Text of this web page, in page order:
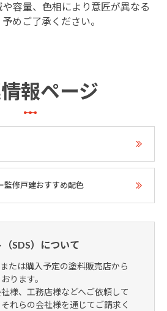
容量、色相により意匠が異なる
めご了承ください。
報ページ
監修戸建おすすめ配色
SDS）について
たは購入予定の塗料販売店から
ります。
様、工務店様などへご依頼して
れらの会社様を通じてご請求く